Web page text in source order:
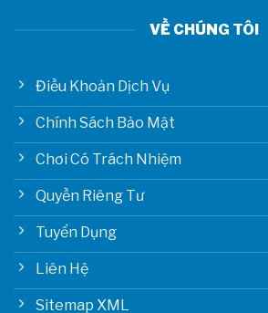
VỀ CHÚNG TÔI
Điều Khoản Dịch Vụ
Chính Sách Bảo Mật
Chơi Có Trách Nhiệm
Quyền Riêng Tư
Tuyển Dụng
Liên Hệ
Sitemap XML